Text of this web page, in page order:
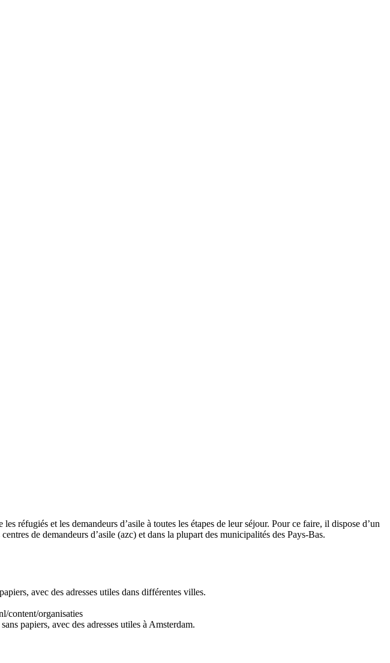
et les demandeurs d’asile à toutes les étapes de leur séjour. Pour ce faire, il dispose d’un
de demandeurs d’asile (azc) et dans la plupart des municipalités des Pays-Bas.
avec des adresses utiles dans différentes villes.
content/organisaties
papiers, avec des adresses utiles à Amsterdam.